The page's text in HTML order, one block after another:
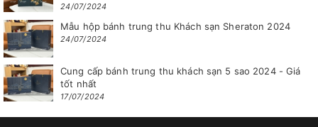
24/07/2024
Mẫu hộp bánh trung thu Khách sạn Sheraton 2024
24/07/2024
Cung cấp bánh trung thu khách sạn 5 sao 2024 - Giá
tốt nhất
17/07/2024